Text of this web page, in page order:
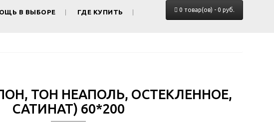
В ВЫБОРЕ ГДЕ КУПИТЬ 0 товар(ов) - 0 руб.
ТОН НЕАПОЛЬ, ОСТЕКЛЕННОЕ,
САТИНАТ) 60*200